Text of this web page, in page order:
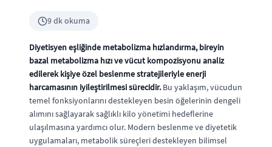
9 dk okuma
Diyetisyen eşliğinde metabolizma hızlandırma, bireyin
bazal metabolizma hızı ve vücut kompozisyonu analiz
edilerek kişiye özel beslenme stratejileriyle enerji
harcamasının iyileştirilmesi sürecidir. Bu yaklaşım, vücudun
temel fonksiyonlarını destekleyen besin öğelerinin dengeli
alımını sağlayarak sağlıklı kilo yönetimi hedeflerine
ulaşılmasına yardımcı olur. Modern beslenme ve diyetetik
uygulamaları, metabolik süreçleri destekleyen bilimsel